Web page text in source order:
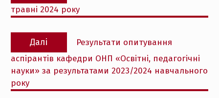
травні 2024 року
Далі
запис:
Результати опитування
аспірантів кафедри ОНП «Освітні, педагогічні
науки» за результатами 2023/2024 навчального
року